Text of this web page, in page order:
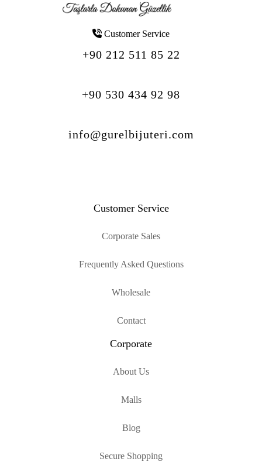
Customer Service
+90 212 511 85 22
+90 530 434 92 98
info@gurelbijuteri.com
Customer Service
Corporate Sales
Frequently Asked Questions
Wholesale
Contact
Corporate
About Us
Malls
Blog
Secure Shopping